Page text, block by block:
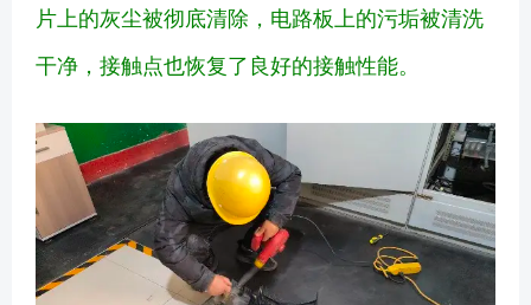
片上的灰尘被彻底清除，电路板上的污垢被清洗
干净，接触点也恢复了良好的接触性能。